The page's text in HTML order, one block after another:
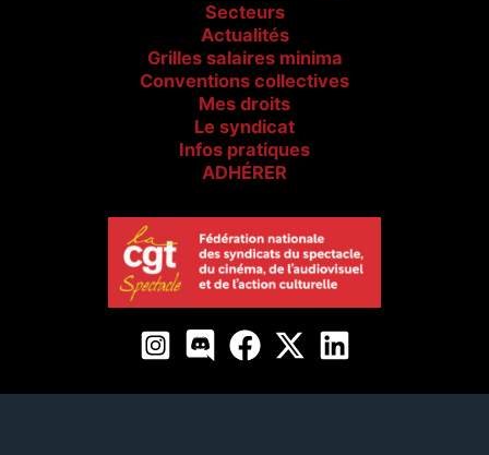
Secteurs
Actualités
Grilles salaires minima
Conventions collectives
Mes droits
Le syndicat
Infos pratiques
ADHÉRER